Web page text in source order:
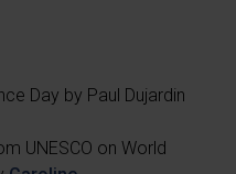
Day by Paul Dujardin
UNESCO on World